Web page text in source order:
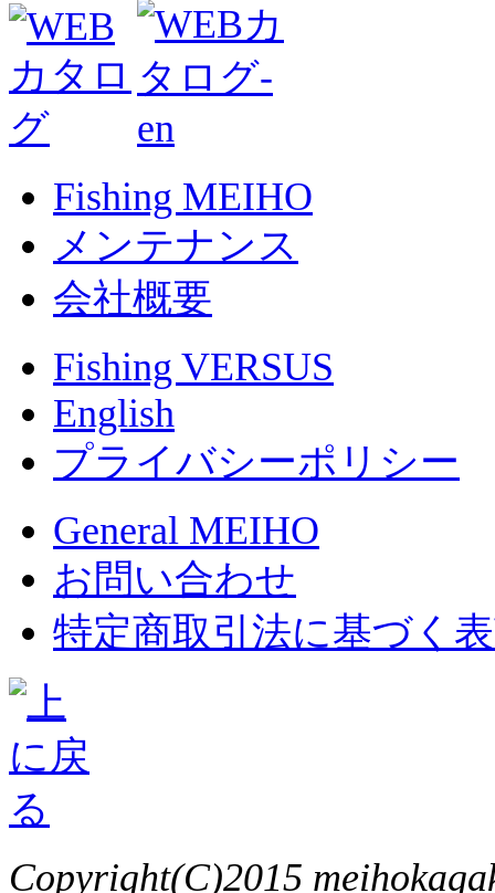
Fishing MEIHO
メンテナンス
会社概要
Fishing VERSUS
English
プライバシーポリシー
General MEIHO
お問い合わせ
特定商取引法に基づく
Copyright(C)2015